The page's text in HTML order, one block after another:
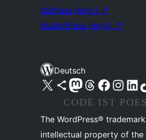
bbPress (engl.) ↗
BuddyPress (engl.) ↗
Deutsch
Unser X-Konto (früher Twitter) besuchen
Unser Bluesky-Konto besuchen
Unser Mastodon-Konto besuchen
Unser Threads-Konto besuchen
Unsere Facebook-Seite
Unser Instagram-
Unser
CODE IST
The WordPress®
intellectual property of the